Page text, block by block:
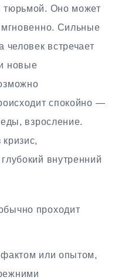
тюрьмой. Оно может
Сильные
человек встречает
новые
спокойно —
взросление.
внутренний
проходит
фактом или опытом,